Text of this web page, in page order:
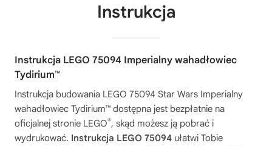
Instrukcja
Instrukcja LEGO 75094 Imperialny wahadłowiec
Tydirium™
Instrukcja budowania LEGO 75094 Star Wars Imperialny
wahadłowiec Tydirium™ dostępna jest bezpłatnie na
oficjalnej stronie LEGO®, skąd możesz ją pobrać i
wydrukować. Instrukcja LEGO 75094 ułatwi Tobie